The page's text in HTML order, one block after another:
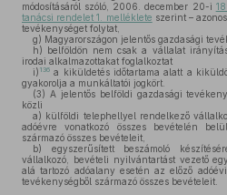
módosításáról szóló, 2006. december 20-i
tanácsi rendelet 1. melléklete szerint –
tevékenységet folytat,
g) Magyarországon jelentős gazdasági
h) belföldön nem csak a vállalat
irodai alkalmazottakat foglalkoztat
i) 136 a kiküldetés időtartama alatt a
gyakorolja a munkáltatói jogkört.
(3) A jelentős belföldi gazdasági
közli
a) külföldi telephellyel rendelkező
adóévre vonatkozó összes bevételén
származó összes bevételeit,
b) egyszerűsített beszámoló
vállalkozó, bevételi nyilvántartást vezető
alá tartozó adóalany esetén az előző
tevékenységből származó összes bevételeit.